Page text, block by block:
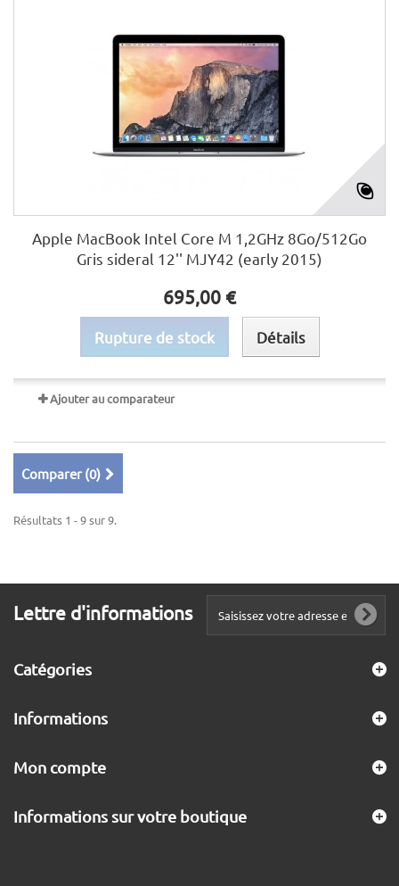
Apple MacBook Intel Core M 1,2GHz 8Go/512Go
Gris sideral 12'' MJY42 (early 2015)
695,00 €
Rupture de stock Détails
Ajouter au comparateur
Comparer (0)
Résultats 1 - 9 sur 9.
Lettre d'informations
Catégories
Informations
Mon compte
Informations sur votre boutique